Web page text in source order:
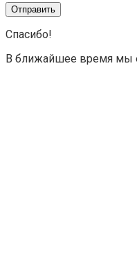
Спасибо!
В ближайшее время мы